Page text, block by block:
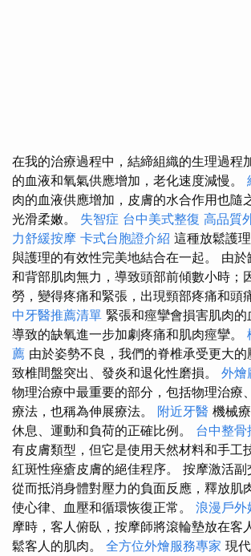
在我的治療過程中，結締組織的生理過程
的血液和氧氣供應增加，老化速度減慢。
肉的血液供應增加，皮膚的水合作用也隨
光滑柔嫩。 失智症 台中美式整復 高品質
力舒緩按摩 卡式台胞證介紹 這種放鬆護
與護理的有效性完美地結合在一起。 由於
和背部肌肉無力，導致頭部前傾數小時；
勞，變得疼痛和緊張，出現頸部疼痛和頭
中牙醫推薦清單 緊張和痙攣會損害肌肉
導致的缺氧進一步加劇疼痛和肌肉痙攣。
薦 由於姿勢不良，我們的脊椎承受更大
致椎間盤突出、發炎和退化性磨損。 外燴
物理治療中最重要的部分，包括物理治療
療法，也稱為伸展療法。 附近牙醫 機械
休息、運動和負荷的正確比例。 台中整骨
有皮膚類型，但它是使用天然材料和手工
紅斑性痤瘡皮膚的絕佳程序。 按摩激活副
從而抵消身體對壓力的負面反應，釋放肌
使心律、血壓和循環恢復正常。 浪漫戶外
摩時，客人俯臥，按摩師將滾輪墊放在客
鬆客人的肌肉。 全方位外燴服務專家 現